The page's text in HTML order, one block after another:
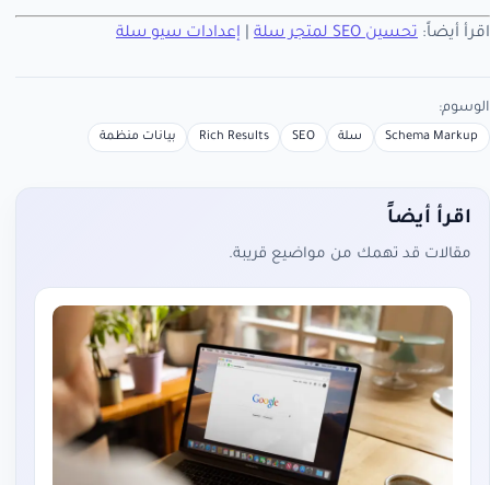
اقرأ أيضاً: تحسين SEO لمتجر سلة إعدادات سيو سلة
الوسوم:
Schema Markup سلة SEO
Rich Results بيانات منظمة
اقرأ أيضاً
مقالات قد تهمك من مواضيع قريبة.